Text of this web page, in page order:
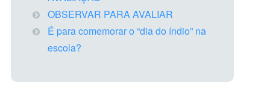
OBSERVAR PARA AVALIAR
É para comemorar o “dia do índio” na
escola?